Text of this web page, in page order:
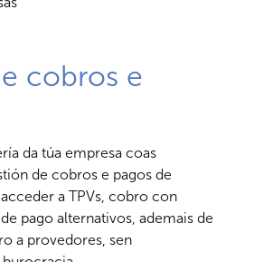
cobros e
da túa empresa coas
de cobros e pagos de
a TPVs, cobro con
pago alternativos, ademais de
a provedores, sen